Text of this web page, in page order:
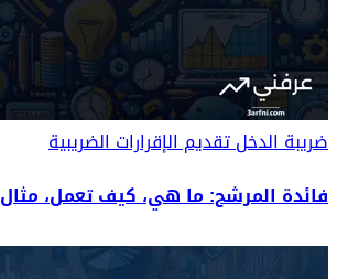
ضريبة الدخلتقديم الإقرارات الضريبية
فائدة المرشح: ما هي، كيف تعمل، مثال